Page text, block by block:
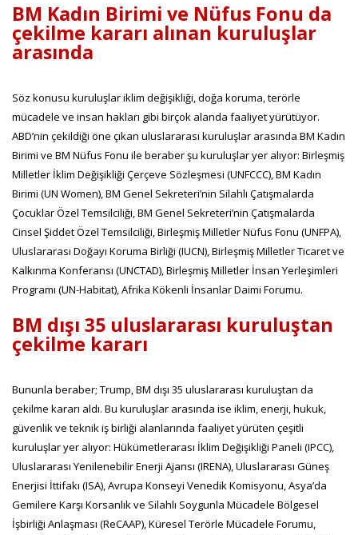
BM Kadın Birimi ve Nüfus Fonu da
çekilme kararı alınan kuruluşlar
arasında
Söz konusu kuruluşlar iklim değişikliği, doğa koruma, terörle
mücadele ve insan hakları gibi birçok alanda faaliyet yürütüyor.
ABD’nin çekildiği öne çıkan uluslararası kuruluşlar arasında BM Kadın
Birimi ve BM Nüfus Fonu ile beraber şu kuruluşlar yer alıyor: Birleşmiş
Milletler İklim Değişikliği Çerçeve Sözleşmesi (UNFCCC), BM Kadın
Birimi (UN Women), BM Genel Sekreteri’nin Silahlı Çatışmalarda
Çocuklar Özel Temsilciliği, BM Genel Sekreteri’nin Çatışmalarda
Cinsel Şiddet Özel Temsilciliği, Birleşmiş Milletler Nüfus Fonu (UNFPA),
Uluslararası Doğayı Koruma Birliği (IUCN), Birleşmiş Milletler Ticaret ve
Kalkınma Konferansı (UNCTAD), Birleşmiş Milletler İnsan Yerleşimleri
Programı (UN-Habitat), Afrika Kökenli İnsanlar Daimi Forumu.
BM dışı 35 uluslararası kuruluştan
çekilme kararı
Bununla beraber; Trump, BM dışı 35 uluslararası kuruluştan da
çekilme kararı aldı. Bu kuruluşlar arasında ise iklim, enerji, hukuk,
güvenlik ve teknik iş birliği alanlarında faaliyet yürüten çeşitli
kuruluşlar yer alıyor: Hükümetlerarası İklim Değişikliği Paneli (IPCC),
Uluslararası Yenilenebilir Enerji Ajansı (IRENA), Uluslararası Güneş
Enerjisi İttifakı (ISA), Avrupa Konseyi Venedik Komisyonu, Asya’da
Gemilere Karşı Korsanlık ve Silahlı Soygunla Mücadele Bölgesel
İşbirliği Anlaşması (ReCAAP), Küresel Terörle Mücadele Forumu,